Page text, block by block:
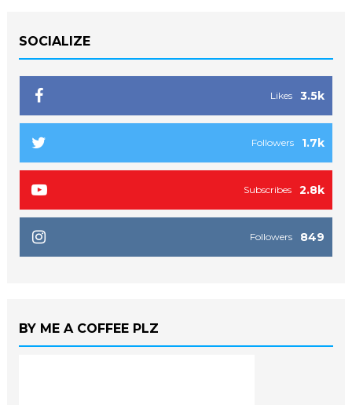
SOCIALIZE
3.5k
Likes
1.7k
Followers
2.8k
Subscribes
849
Followers
BY ME A COFFEE PLZ